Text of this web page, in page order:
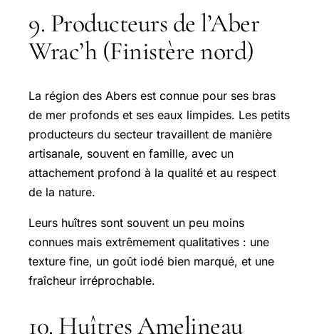
9. Producteurs de l’Aber
Wrac’h (Finistère nord)
La région des Abers est connue pour ses bras
de mer profonds et ses eaux limpides. Les petits
producteurs du secteur travaillent de manière
artisanale, souvent en famille, avec un
attachement profond à la qualité et au respect
de la nature.
Leurs huîtres sont souvent un peu moins
connues mais extrêmement qualitatives : une
texture fine, un goût iodé bien marqué, et une
fraîcheur irréprochable.
10. Huîtres Amelineau